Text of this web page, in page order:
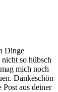
Dinge
so hübsch
mich noch
Dankeschön
Post aus deiner